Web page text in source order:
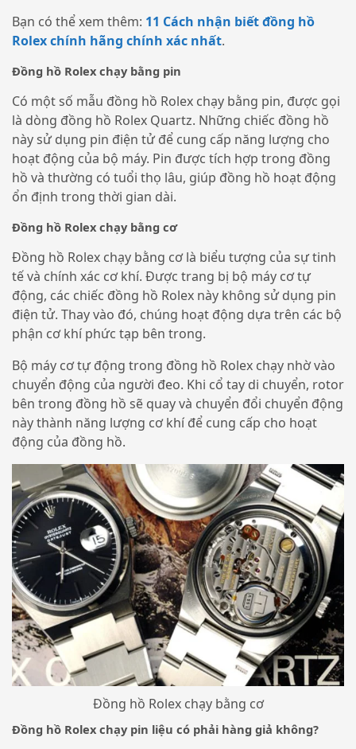
Bạn có thể xem thêm: 11 Cách nhận biết đồng hồ
Rolex chính hãng chính xác nhất.
Đồng hồ Rolex chạy bằng pin
Có một số mẫu đồng hồ Rolex chạy bằng pin, được gọi
là dòng đồng hồ Rolex Quartz. Những chiếc đồng hồ
này sử dụng pin điện tử để cung cấp năng lượng cho
hoạt động của bộ máy. Pin được tích hợp trong đồng
hồ và thường có tuổi thọ lâu, giúp đồng hồ hoạt động
ổn định trong thời gian dài.
Đồng hồ Rolex chạy bằng cơ
Đồng hồ Rolex chạy bằng cơ là biểu tượng của sự tinh
tế và chính xác cơ khí. Được trang bị bộ máy cơ tự
động, các chiếc đồng hồ Rolex này không sử dụng pin
điện tử. Thay vào đó, chúng hoạt động dựa trên các bộ
phận cơ khí phức tạp bên trong.
Bộ máy cơ tự động trong đồng hồ Rolex chạy nhờ vào
chuyển động của người đeo. Khi cổ tay di chuyển, rotor
bên trong đồng hồ sẽ quay và chuyển đổi chuyển động
này thành năng lượng cơ khí để cung cấp cho hoạt
động của đồng hồ.
Đồng hồ Rolex chạy bằng cơ
Đồng hồ Rolex chạy pin liệu có phải hàng giả không?